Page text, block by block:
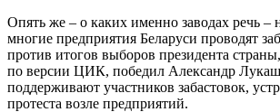
Опять же – о каких именно заводах речь –
многие предприятия Беларуси проводят
против итогов выборов президента
по версии ЦИК, победил Александр
поддерживают участников забастовок,
протеста возле предприятий.